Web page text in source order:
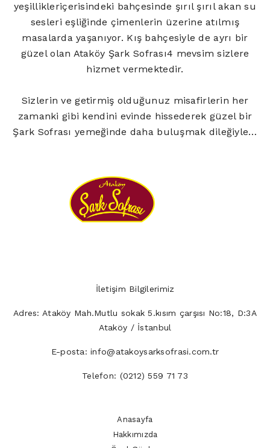
yeşillikleriçerisindeki bahçesinde şırıl şırıl akan su
sesleri eşliğinde çimenlerin üzerine atılmış
masalarda yaşanıyor. Kış bahçesiyle de ayrı bir
güzel olan Ataköy Şark Sofrası4 mevsim sizlere
hizmet vermektedir.
Sizlerin ve getirmiş olduğunuz misafirlerin her
zamanki gibi kendini evinde hissederek güzel bir
Şark Sofrası yemeğinde daha buluşmak dileğiyle…
İletişim Bilgilerimiz
Adres: Ataköy Mah.Mutlu sokak 5.kısım çarşısı No:18, D:3A
Ataköy / İstanbul
E-posta: info@atakoysarksofrasi.com.tr
Telefon: (0212) 559 71 73
Anasayfa
Hakkımızda